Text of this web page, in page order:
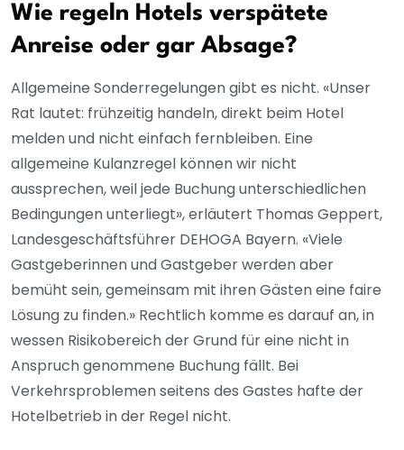
Wie regeln Hotels verspätete
Anreise oder gar Absage?
Allgemeine Sonderregelungen gibt es nicht. «Unser
Rat lautet: frühzeitig handeln, direkt beim Hotel
melden und nicht einfach fernbleiben. Eine
allgemeine Kulanzregel können wir nicht
aussprechen, weil jede Buchung unterschiedlichen
Bedingungen unterliegt», erläutert Thomas Geppert,
Landesgeschäftsführer DEHOGA Bayern. «Viele
Gastgeberinnen und Gastgeber werden aber
bemüht sein, gemeinsam mit ihren Gästen eine faire
Lösung zu finden.» Rechtlich komme es darauf an, in
wessen Risikobereich der Grund für eine nicht in
Anspruch genommene Buchung fällt. Bei
Verkehrsproblemen seitens des Gastes hafte der
Hotelbetrieb in der Regel nicht.